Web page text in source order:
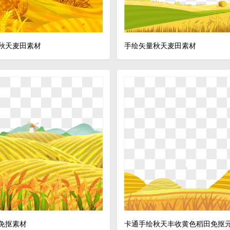
天麦田素材 手绘矢量秋天麦田素材
抠素材 卡通手绘秋天丰收黄色稻田免抠